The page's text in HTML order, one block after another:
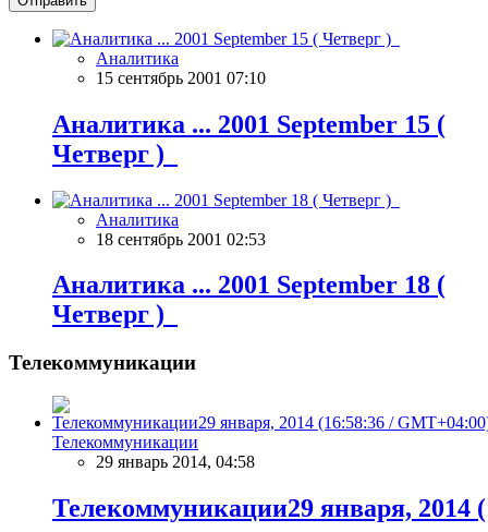
Аналитика
15 сентябрь 2001 07:10
Аналитика ... 2001 September 15 (
Четверг )
Аналитика
18 сентябрь 2001 02:53
Аналитика ... 2001 September 18 (
Четверг )
Телекоммуникации
Телекоммуникации
29 январь 2014, 04:58
Телекоммуникации29 января, 2014